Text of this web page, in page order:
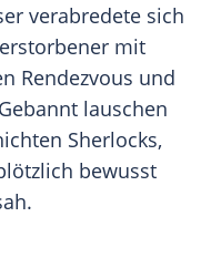
verabredete sich
mit
Rendezvous und
lauschen
Sherlocks,
bewusst